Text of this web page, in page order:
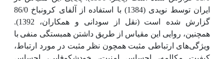
ایران توسط نویدی (1384) با استفاده از آلفای کرونباخ 86/0
گزارش شده است
(نقل از سودانی و همکاران، 1392).
همچنین، روایی این مقیاس از طریق داشتن همبستگی منفی با
ویژگی‌های ارتباطی مثبت همچون نظر مثبت در مورد ارتباط،